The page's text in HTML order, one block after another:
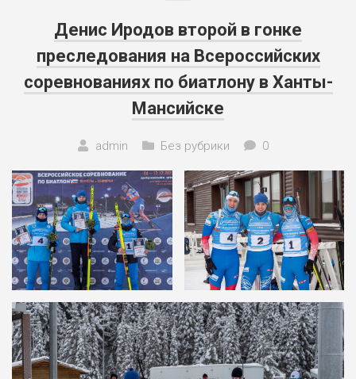
Денис Иродов второй в гонке
преследования на Всероссийских
соревнованиях по биатлону в Ханты-
Мансийске
admin Без рубрики 0